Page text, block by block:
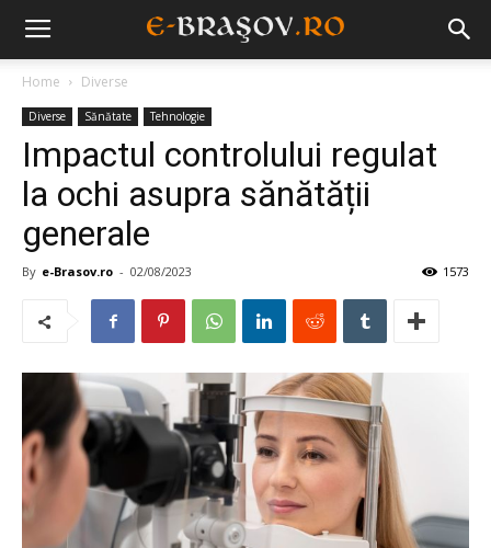
Home Diverse
Diverse Sănătate Tehnologie
Impactul controlului regulat
la ochi asupra sănătății
generale
By e-Brasov.ro - 02/08/2023 1573